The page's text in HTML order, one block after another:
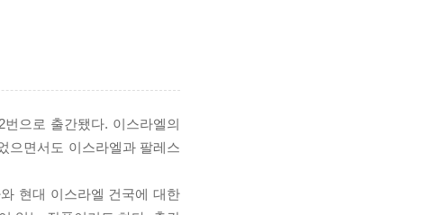
으로 출간됐다. 이스라엘의
으면서도 이스라엘과 팔레스
현대 이스라엘 건국에 대한